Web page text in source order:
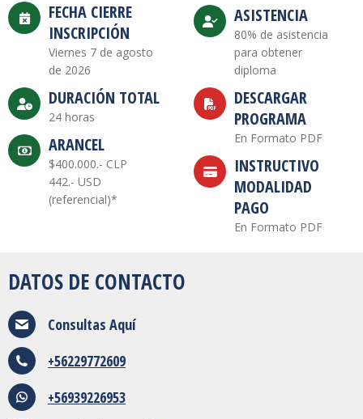
FECHA CIERRE
INSCRIPCIÓN
Viernes 7 de agosto
de 2026
DURACIÓN TOTAL
24 horas
ARANCEL
$400.000.- CLP
442.- USD
(referencial)*
ASISTENCIA
80% de asistencia
para obtener
diploma
DESCARGAR
PROGRAMA
En Formato PDF
INSTRUCTIVO
MODALIDAD
PAGO
En Formato PDF
DATOS DE CONTACTO
Consultas Aquí
+56229772609
+56939226953